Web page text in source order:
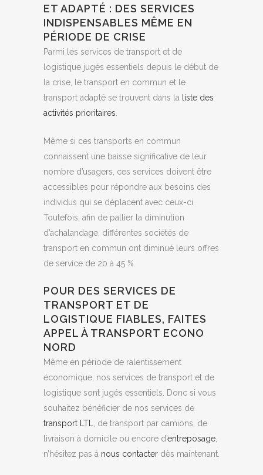
ET ADAPTÉ : DES SERVICES
INDISPENSABLES MÊME EN
PÉRIODE DE CRISE
Parmi les services de transport et de
logistique jugés essentiels depuis le début de
la crise, le transport en commun et le
transport adapté se trouvent dans la
liste des
activités prioritaires
Même si ces transports en commun
connaissent une baisse significative de leur
nombre d’usagers, ces services doivent être
accessibles pour répondre aux besoins des
individus qui se déplacent avec ceux-ci.
Toutefois, afin de pallier la diminution
d’achalandage, différentes sociétés de
transport en commun ont diminué leurs offres
de service de 20 à 45 %.
POUR DES SERVICES DE
TRANSPORT ET DE
LOGISTIQUE FIABLES, FAITES
APPEL À TRANSPORT ECONO
NORD
Même en période de ralentissement
économique, nos services de transport et de
logistique sont jugés essentiels. Donc si vous
souhaitez bénéficier de nos services de
transport LTL
, de transport par camions, de
livraison à domicile ou encore d’entreposage
n’hésitez pas à nous contacter dès maintenant.